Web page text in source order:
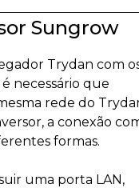
Sungrow
Trydan com
necessário que
rede do
a conexão
formas.
uma porta LAN,